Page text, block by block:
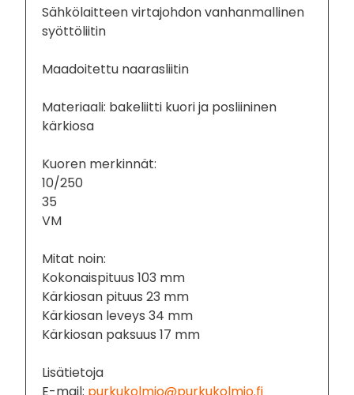
Sähkölaitteen virtajohdon vanhanmallinen
syöttöliitin
Maadoitettu naarasliitin
Materiaali: bakeliitti kuori ja posliininen
kärkiosa
Kuoren merkinnät:
10/250
35
VM
Mitat noin:
Kokonaispituus 103 mm
Kärkiosan pituus 23 mm
Kärkiosan leveys 34 mm
Kärkiosan paksuus 17 mm
Lisätietoja
E-mail: purkukolmio@purkukolmio.fi